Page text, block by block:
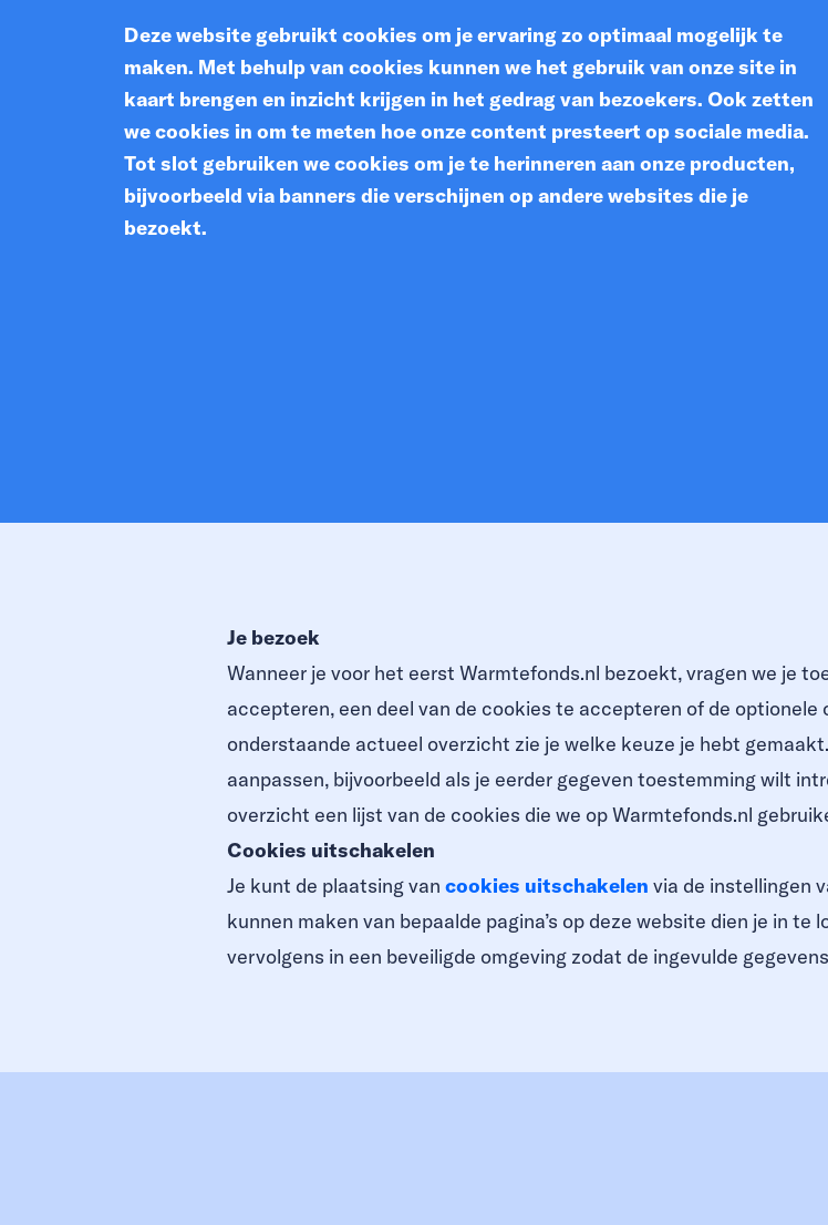
Deze website gebruikt cookies om je ervaring zo optimaal mogelijk te
maken. Met behulp van cookies kunnen we het gebruik van onze site in
kaart brengen en inzicht krijgen in het gedrag van bezoekers. Ook zetten
we cookies in om te meten hoe onze content presteert op sociale media.
Tot slot gebruiken we cookies om je te herinneren aan onze producten,
bijvoorbeeld via banners die verschijnen op andere websites die je
bezoekt.
Je bezoek
Wanneer je voor het eerst Warmtefonds.nl bezoekt, vragen we je
accepteren, een deel van de cookies te accepteren of de optionele
onderstaande actueel overzicht zie je welke keuze je hebt
aanpassen, bijvoorbeeld als je eerder gegeven toestemming wilt
overzicht een lijst van de cookies die we op Warmtefonds.nl
Cookies uitschakelen
Je kunt de plaatsing vancookies uitschakelen via de instellingen
kunnen maken van bepaalde pagina’s op deze website dien je in te
vervolgens in een beveiligde omgeving zodat de ingevulde